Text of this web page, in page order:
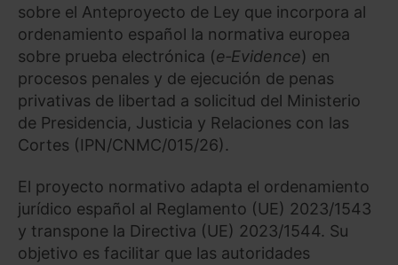
sobre el Anteproyecto de Ley que incorpora al
ordenamiento español la normativa europea
sobre prueba electrónica (e‑Evidence) en
procesos penales y de ejecución de penas
privativas de libertad a solicitud del Ministerio
de Presidencia, Justicia y Relaciones con las
Cortes (IPN/CNMC/015/26).
El proyecto normativo adapta el ordenamiento
jurídico español al Reglamento (UE) 2023/1543
y transpone la Directiva (UE) 2023/1544. Su
objetivo es facilitar que las autoridades